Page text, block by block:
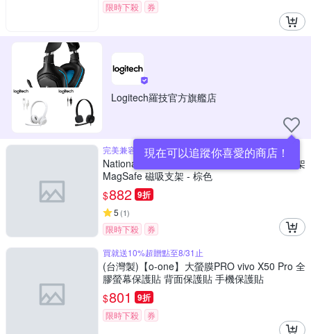
限時下殺 券
Logitech羅技官方旗艦店
現在可以追蹤你喜愛的商店！
完美兼容 MagSafe 的產品和手機殼
National Geographic 國家地理 磁吸卡夾支架
MagSafe 磁吸支架 - 棕色
$882 9折
5 (1)
限時下殺
券
買就送10%超贈點至8/31止
(台灣製)【o-one】大螢膜PRO vivo X50 Pro 全
膠螢幕保護貼 背面保護貼 手機保護貼
$801 9折
限時下殺 券